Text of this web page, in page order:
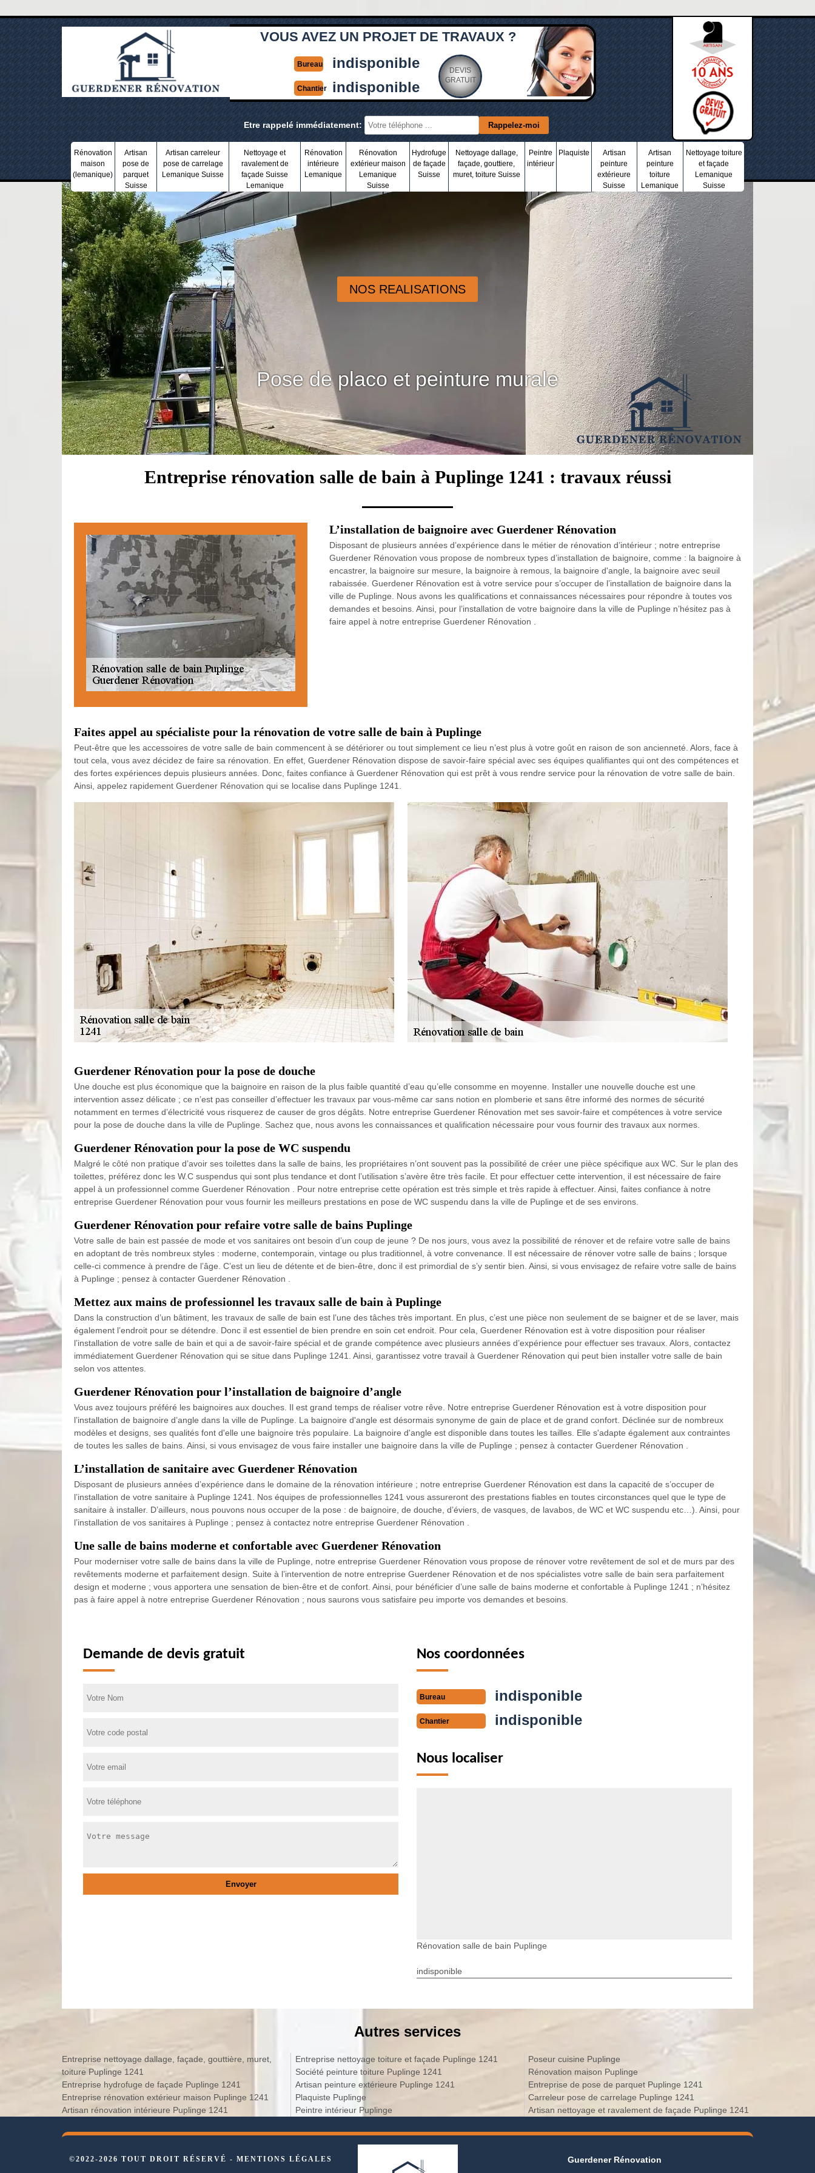
VOUS AVEZ UN PROJET DE TRAVAUX ?
Bureau indisponible
Chantier indisponible
DEVIS
GRATUIT
Etre rappelé immédiatement:
Rénovation
maison
(lemanique)
Artisan
pose de
parquet
Suisse
Artisan carreleur
pose de carrelage
Lemanique Suisse
Nettoyage et
ravalement de
façade Suisse
Lemanique
Rénovation
intérieure
Lemanique
Rénovation
extérieur maison
Lemanique
Suisse
Hydrofuge
de façade
Suisse
Nettoyage dallage,
façade, gouttiere,
muret, toiture Suisse
Peintre
intérieur
Plaquiste
Artisan
peinture
extérieure
Suisse
Artisan
peinture
toiture
Lemanique
Nettoyage toiture
et façade
Lemanique
Suisse
NOS REALISATIONS
Pose de placo et peinture murale
Entreprise rénovation salle de bain à Puplinge 1241 : travaux réussi
L’installation de baignoire avec Guerdener Rénovation
Disposant de plusieurs années d’expérience dans le métier de rénovation d’intérieur ; notre entreprise
Guerdener Rénovation vous propose de nombreux types d’installation de baignoire, comme : la baignoire à
encastrer, la baignoire sur mesure, la baignoire à remous, la baignoire d'angle, la baignoire avec seuil
rabaissée. Guerdener Rénovation est à votre service pour s’occuper de l’installation de baignoire dans la
ville de Puplinge. Nous avons les qualifications et connaissances nécessaires pour répondre à toutes vos
demandes et besoins. Ainsi, pour l’installation de votre baignoire dans la ville de Puplinge n’hésitez pas à
faire appel à notre entreprise Guerdener Rénovation .
Faites appel au spécialiste pour la rénovation de votre salle de bain à Puplinge
Peut-être que les accessoires de votre salle de bain commencent à se détériorer ou tout simplement ce lieu n’est plus à votre goût en raison de son ancienneté. Alors, face à
tout cela, vous avez décidez de faire sa rénovation. En effet, Guerdener Rénovation dispose de savoir-faire spécial avec ses équipes qualifiantes qui ont des compétences et
des fortes expériences depuis plusieurs années. Donc, faites confiance à Guerdener Rénovation qui est prêt à vous rendre service pour la rénovation de votre salle de bain.
Ainsi, appelez rapidement Guerdener Rénovation qui se localise dans Puplinge 1241.
Guerdener Rénovation pour la pose de douche
Une douche est plus économique que la baignoire en raison de la plus faible quantité d’eau qu’elle consomme en moyenne. Installer une nouvelle douche est une
intervention assez délicate ; ce n’est pas conseiller d’effectuer les travaux par vous-même car sans notion en plomberie et sans être informé des normes de sécurité
notamment en termes d’électricité vous risquerez de causer de gros dégâts. Notre entreprise Guerdener Rénovation met ses savoir-faire et compétences à votre service
pour la pose de douche dans la ville de Puplinge. Sachez que, nous avons les connaissances et qualification nécessaire pour vous fournir des travaux aux normes.
Guerdener Rénovation pour la pose de WC suspendu
Malgré le côté non pratique d’avoir ses toilettes dans la salle de bains, les propriétaires n’ont souvent pas la possibilité de créer une pièce spécifique aux WC. Sur le plan des
toilettes, préférez donc les W.C suspendus qui sont plus tendance et dont l’utilisation s’avère être très facile. Et pour effectuer cette intervention, il est nécessaire de faire
appel à un professionnel comme Guerdener Rénovation . Pour notre entreprise cette opération est très simple et très rapide à effectuer. Ainsi, faites confiance à notre
entreprise Guerdener Rénovation pour vous fournir les meilleurs prestations en pose de WC suspendu dans la ville de Puplinge et de ses environs.
Guerdener Rénovation pour refaire votre salle de bains Puplinge
Votre salle de bain est passée de mode et vos sanitaires ont besoin d’un coup de jeune ? De nos jours, vous avez la possibilité de rénover et de refaire votre salle de bains
en adoptant de très nombreux styles : moderne, contemporain, vintage ou plus traditionnel, à votre convenance. Il est nécessaire de rénover votre salle de bains ; lorsque
celle-ci commence à prendre de l’âge. C’est un lieu de détente et de bien-être, donc il est primordial de s’y sentir bien. Ainsi, si vous envisagez de refaire votre salle de bains
à Puplinge ; pensez à contacter Guerdener Rénovation .
Mettez aux mains de professionnel les travaux salle de bain à Puplinge
Dans la construction d’un bâtiment, les travaux de salle de bain est l’une des tâches très important. En plus, c’est une pièce non seulement de se baigner et de se laver, mais
également l’endroit pour se détendre. Donc il est essentiel de bien prendre en soin cet endroit. Pour cela, Guerdener Rénovation est à votre disposition pour réaliser
l’installation de votre salle de bain et qui a de savoir-faire spécial et de grande compétence avec plusieurs années d’expérience pour effectuer ses travaux. Alors, contactez
immédiatement Guerdener Rénovation qui se situe dans Puplinge 1241. Ainsi, garantissez votre travail à Guerdener Rénovation qui peut bien installer votre salle de bain
selon vos attentes.
Guerdener Rénovation pour l’installation de baignoire d’angle
Vous avez toujours préféré les baignoires aux douches. Il est grand temps de réaliser votre rêve. Notre entreprise Guerdener Rénovation est à votre disposition pour
l’installation de baignoire d’angle dans la ville de Puplinge. La baignoire d'angle est désormais synonyme de gain de place et de grand confort. Déclinée sur de nombreux
modèles et designs, ses qualités font d'elle une baignoire très populaire. La baignoire d'angle est disponible dans toutes les tailles. Elle s'adapte également aux contraintes
de toutes les salles de bains. Ainsi, si vous envisagez de vous faire installer une baignoire dans la ville de Puplinge ; pensez à contacter Guerdener Rénovation .
L’installation de sanitaire avec Guerdener Rénovation
Disposant de plusieurs années d’expérience dans le domaine de la rénovation intérieure ; notre entreprise Guerdener Rénovation est dans la capacité de s’occuper de
l’installation de votre sanitaire à Puplinge 1241. Nos équipes de professionnelles 1241 vous assureront des prestations fiables en toutes circonstances quel que le type de
sanitaire à installer. D’ailleurs, nous pouvons nous occuper de la pose : de baignoire, de douche, d’éviers, de vasques, de lavabos, de WC et WC suspendu etc…). Ainsi, pour
l’installation de vos sanitaires à Puplinge ; pensez à contactez notre entreprise Guerdener Rénovation .
Une salle de bains moderne et confortable avec Guerdener Rénovation
Pour moderniser votre salle de bains dans la ville de Puplinge, notre entreprise Guerdener Rénovation vous propose de rénover votre revêtement de sol et de murs par des
revêtements moderne et parfaitement design. Suite à l’intervention de notre entreprise Guerdener Rénovation et de nos spécialistes votre salle de bain sera parfaitement
design et moderne ; vous apportera une sensation de bien-être et de confort. Ainsi, pour bénéficier d’une salle de bains moderne et confortable à Puplinge 1241 ; n’hésitez
pas à faire appel à notre entreprise Guerdener Rénovation ; nous saurons vous satisfaire peu importe vos demandes et besoins.
Demande de devis gratuit Nos coordonnées
Bureau indisponible
Chantier indisponible
Nous localiser
Rénovation salle de bain Puplinge
indisponible
Autres services
Entreprise nettoyage dallage, façade, gouttière, muret,
toiture Puplinge 1241
Entreprise hydrofuge de façade Puplinge 1241
Entreprise rénovation extérieur maison Puplinge 1241
Artisan rénovation intérieure Puplinge 1241
Entreprise nettoyage toiture et façade Puplinge 1241
Société peinture toiture Puplinge 1241
Artisan peinture extérieure Puplinge 1241
Plaquiste Puplinge
Peintre intérieur Puplinge
Poseur cuisine Puplinge
Rénovation maison Puplinge
Entreprise de pose de parquet Puplinge 1241
Carreleur pose de carrelage Puplinge 1241
Artisan nettoyage et ravalement de façade Puplinge 1241
©2022-2026 TOUT DROIT RÉSERVÉ - MENTIONS LÉGALES Guerdener Rénovation